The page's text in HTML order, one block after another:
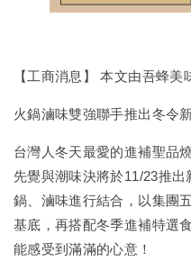
【工商消息】 本文由吾蜂美
火鍋滷味雙強聯手推出冬令
台灣人冬天最愛的進補聖品
先覺與潮味決將於11/23推
鍋、滷味進行結合，以集團
基底，再搭配冬季進補特選
能感受到滿滿的心意！